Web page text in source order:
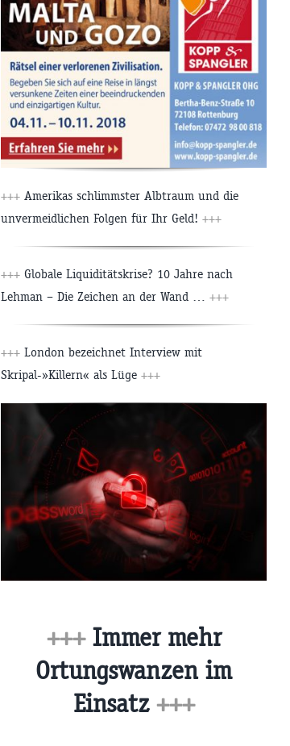
+++ Amerikas schlimmster Albtraum und die
unvermeidlichen Folgen für Ihr Geld! +++
+++ Globale Liquiditätskrise? 10 Jahre nach
Lehman – Die Zeichen an der Wand … +++
+++ London bezeichnet Interview mit
Skripal-»Killern« als Lüge +++
+++ Immer mehr
Ortungswanzen im
Einsatz +++